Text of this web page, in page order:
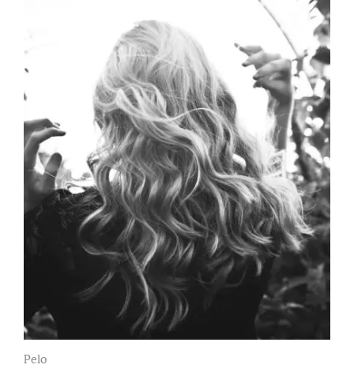
Pelo